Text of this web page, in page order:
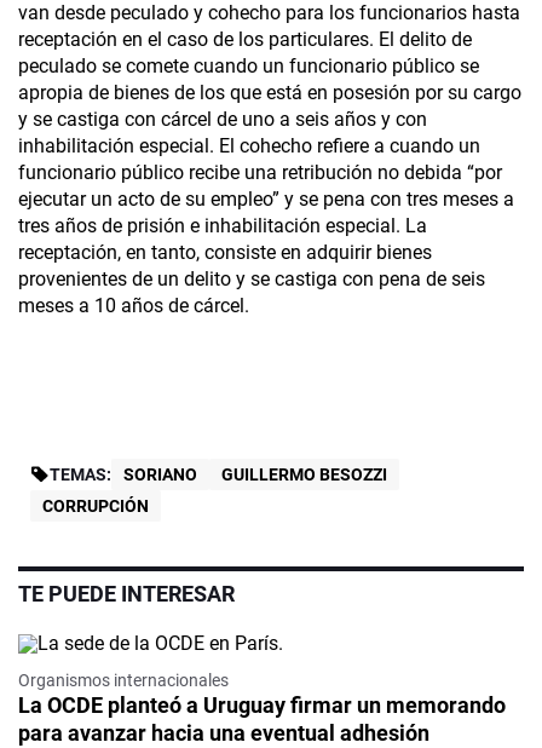
van desde peculado y cohecho para los funcionarios hasta
receptación en el caso de los particulares. El delito de
peculado se comete cuando un funcionario público se
apropia de bienes de los que está en posesión por su cargo
y se castiga con cárcel de uno a seis años y con
inhabilitación especial. El cohecho refiere a cuando un
funcionario público recibe una retribución no debida “por
ejecutar un acto de su empleo” y se pena con tres meses a
tres años de prisión e inhabilitación especial. La
receptación, en tanto, consiste en adquirir bienes
provenientes de un delito y se castiga con pena de seis
meses a 10 años de cárcel.
TEMAS: SORIANO
GUILLERMO BESOZZI
CORRUPCIÓN
TE PUEDE INTERESAR
Organismos internacionales
La OCDE planteó a Uruguay firmar un memorando
para avanzar hacia una eventual adhesión